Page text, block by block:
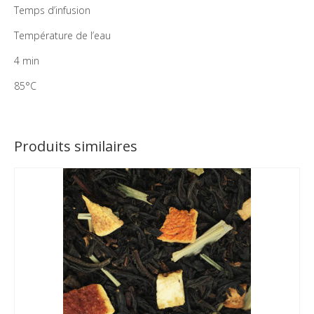
Temps d’infusion
Température de l’eau
4 min
85°C
Produits similaires